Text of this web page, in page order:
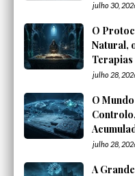
julho 30,
O
Natural,
julho 28,
O
julho 28,
A